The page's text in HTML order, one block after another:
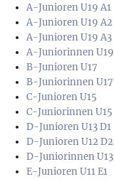
A-Junioren U19 A1
A-Junioren U19 A2
A-Junioren U19 A3
A-Juniorinnen U19
B-Junioren U17
B-Juniorinnen U17
C-Junioren U15
C-Juniorinnen U15
D-Junioren U13 D1
D-Junioren U12 D2
D-Juniorinnen U13
E-Junioren U11 E1